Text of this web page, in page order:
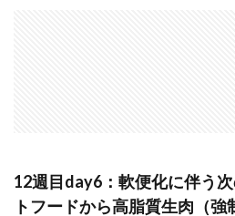
12週目day6：軟便化に伴う
トフードから高脂質生肉（